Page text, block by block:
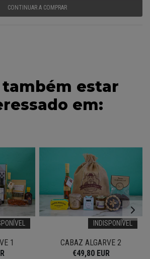
CONTINUAR A COMPRAR
também estar
em:
1
INDISPONÍVEL
CABAZ ALGARVE 2
€49,80 EUR